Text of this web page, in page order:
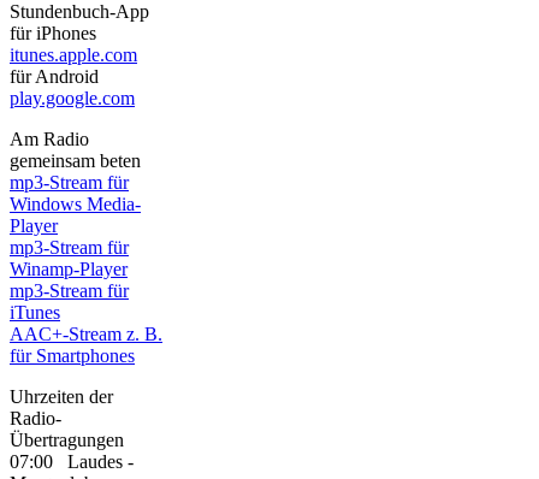
Stundenbuch-App
für iPhones
itunes.apple.com
für Android
play.google.com
Am Radio
gemeinsam beten
mp3-Stream für
Windows Media-
Player
mp3-Stream für
Winamp-Player
mp3-Stream für
iTunes
AAC+-Stream z. B.
für Smartphones
Uhrzeiten der
Radio-
Übertragungen
07:00 Laudes -